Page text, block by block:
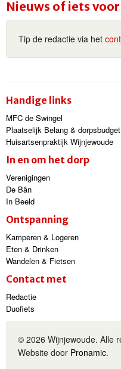
Nieuws of iets
Tip de redactie via het
Handige links
MFC de Swingel
Plaatselijk Belang & dorpsbudget
Huisartsenpraktijk Wijnjewoude
In en om het dorp
Verenigingen
De Bân
In Beeld
Ontspanning
Kamperen & Logeren
Eten & Drinken
Wandelen & Fietsen
Contact met
Redactie
Duofiets
© 2026 Wijnjewoude. Alle
Website door Pronamic.